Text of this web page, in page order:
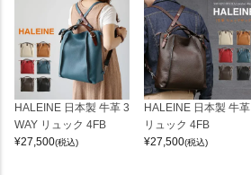
HALEINE 日本製 牛革 3
WAY リュック 4FB
¥27,500(税込)
HALEINE 日本製 牛革
リュック 4FB
¥27,500(税込)